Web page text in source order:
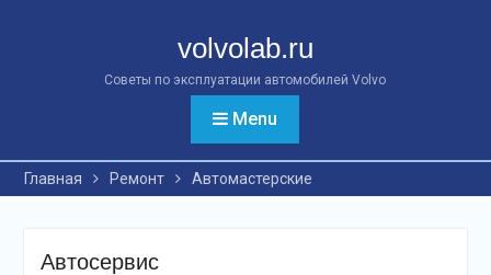
volvolab.ru
Советы по эксплуатации автомобилей Volvo
Menu
Главная Ремонт Автомастерские
Автосервис